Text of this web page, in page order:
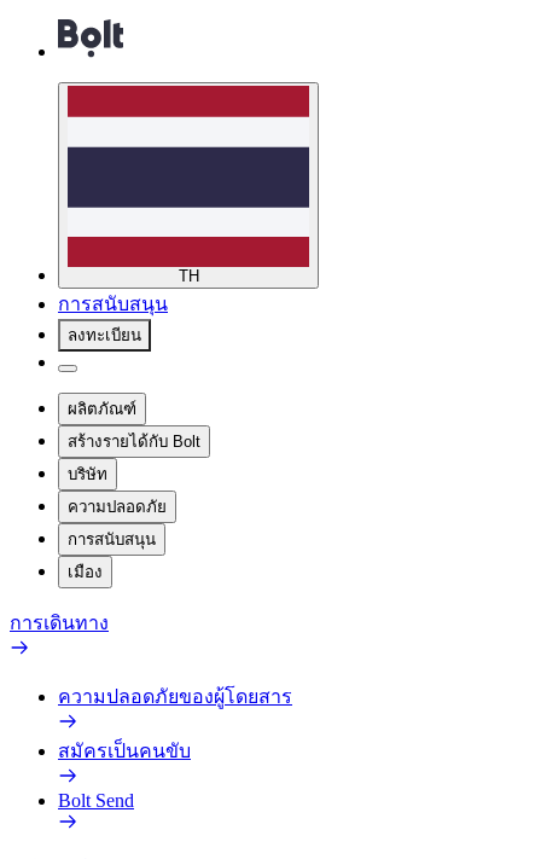
TH
การสนับสนุน
ลงทะเบียน
ผลิตภัณฑ์
สร้างรายได้กับ Bolt
บริษัท
ความปลอดภัย
การสนับสนุน
เมือง
การเดินทาง
ความปลอดภัยของผู้โดยสาร
สมัครเป็นคนขับ
Bolt Send